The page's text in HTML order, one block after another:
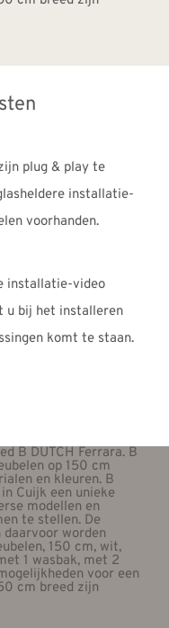
plug & play te
installatie-
voorhanden.
installatie-video
u bij het installeren
komt te staan.